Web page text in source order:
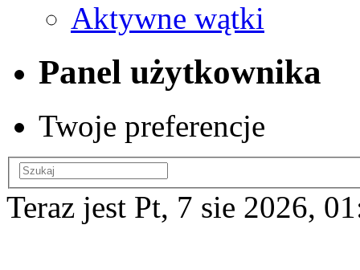
Aktywne wątki
Panel użytkownika
Twoje preferencje
Teraz jest Pt, 7 sie 2026,